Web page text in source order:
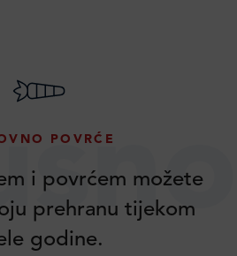
POVRĆE
i povrćem možete
prehranu tijekom
godine.